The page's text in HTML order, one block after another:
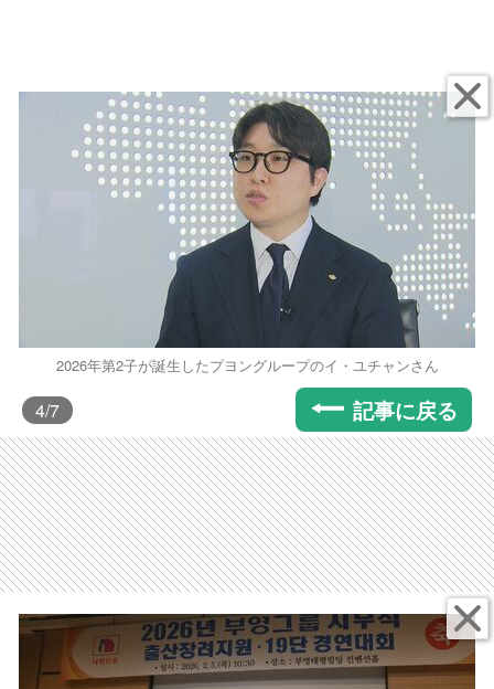
2026年第2子が誕生したプヨングループのイ・ユチャンさん
4/7 記事に戻る